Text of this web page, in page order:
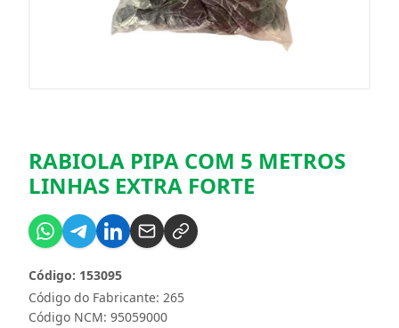
RABIOLA PIPA COM 5 METROS
LINHAS EXTRA FORTE
Código do Fabricante: 265
Código: 153095
Código NCM: 95059000